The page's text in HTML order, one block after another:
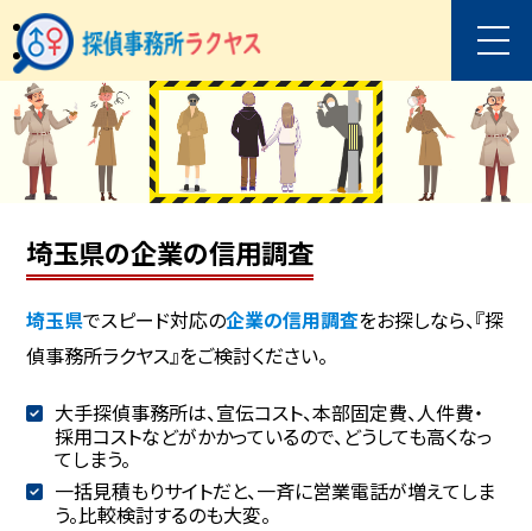
埼玉県の企業の信用調査
埼玉県でスピード対応の企業の信用調査をお探しなら、『探
偵事務所ラクヤス』をご検討ください。
大手探偵事務所は、宣伝コスト、本部固定費、人件費・
採用コストなどがかかっているので、どうしても高くなっ
てしまう。
一括見積もりサイトだと、一斉に営業電話が増えてしま
う。比較検討するのも大変。